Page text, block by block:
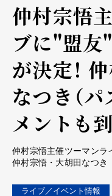
仲村宗悟
ブに"盟友
が決定！
なつき（
メントも到
仲村宗悟主催ツーマンラ
仲村宗悟・大胡田なつき
ライブ／イベント情報